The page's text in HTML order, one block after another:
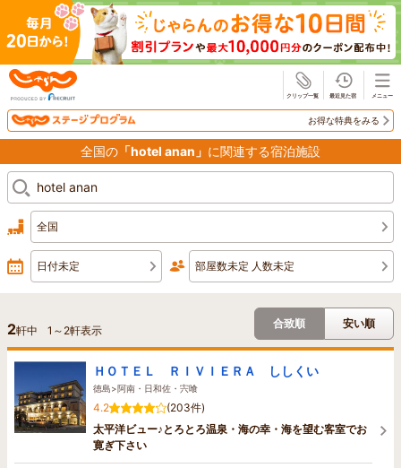
お得な特典をみる
全国の 「hotel anan」 に関連する宿泊施設
全国
日付未定 部屋数未定 人数未定
2軒中 1 ～ 2軒表示
合致順 安い順
ＨＯＴＥＬ ＲＩＶＩＥＲＡ ししくい
徳島>阿南・日和佐・宍喰
4.2
(203件)
太平洋ビュー♪とろとろ温泉・海の幸・海を望む客室でお
寛ぎ下さい